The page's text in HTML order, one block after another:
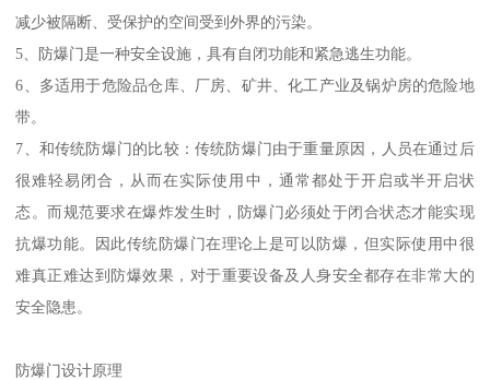
减少被隔断、受保护的空间受到外界的污染。
5、防爆门是一种安全设施，具有自闭功能和紧急逃生功能。
6、多适用于危险品仓库、厂房、矿井、化工产业及锅炉房的危险地
带。
7、和传统防爆门的比较：传统防爆门由于重量原因，人员在通过后
很难轻易闭合，从而在实际使用中，通常都处于开启或半开启状
态。而规范要求在爆炸发生时，防爆门必须处于闭合状态才能实现
抗爆功能。因此传统防爆门在理论上是可以防爆，但实际使用中很
难真正难达到防爆效果，对于重要设备及人身安全都存在非常大的
安全隐患。
防爆门设计原理